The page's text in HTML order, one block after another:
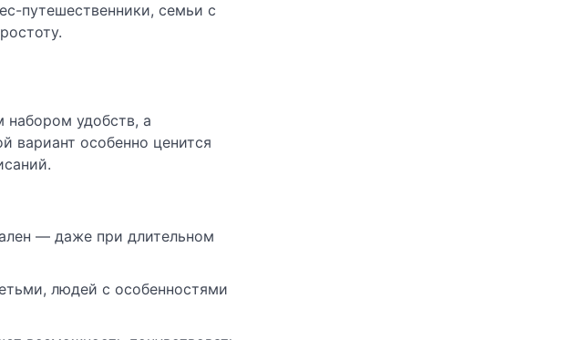
путешественники, семьи с
удобств, а
вариант особенно ценится
— даже при длительном
людей с особенностями